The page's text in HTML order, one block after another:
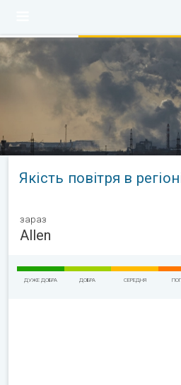
Якість повітря в
зараз
Allen
ДУЖЕ ДОБРА ДОБРА СЕРЕДНЯ